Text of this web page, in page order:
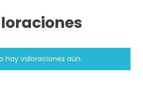
hay valoraciones aún.